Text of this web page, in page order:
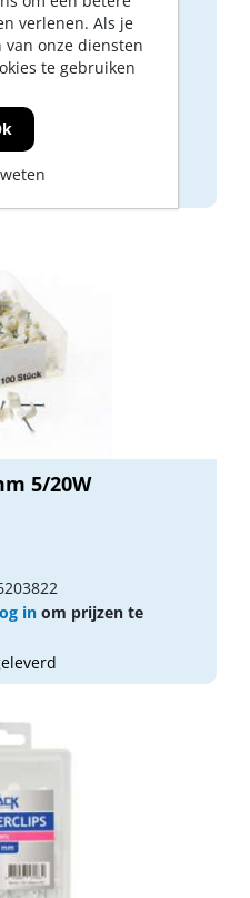
(100)
in
5/20W
in om prijzen te
verlenen. Als je
onze diensten
te gebruiken